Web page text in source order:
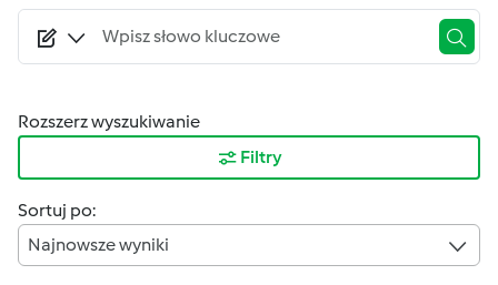
Rozszerz wyszukiwanie
Filtry
Sortuj po:
Najnowsze wyniki